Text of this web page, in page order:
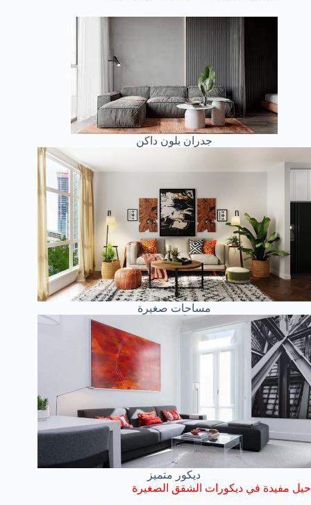
جدران بلون داكن
مساحات صغيرة
ديكور متميز
حيل مفيدة في ديكورات الشقق الصغيرة